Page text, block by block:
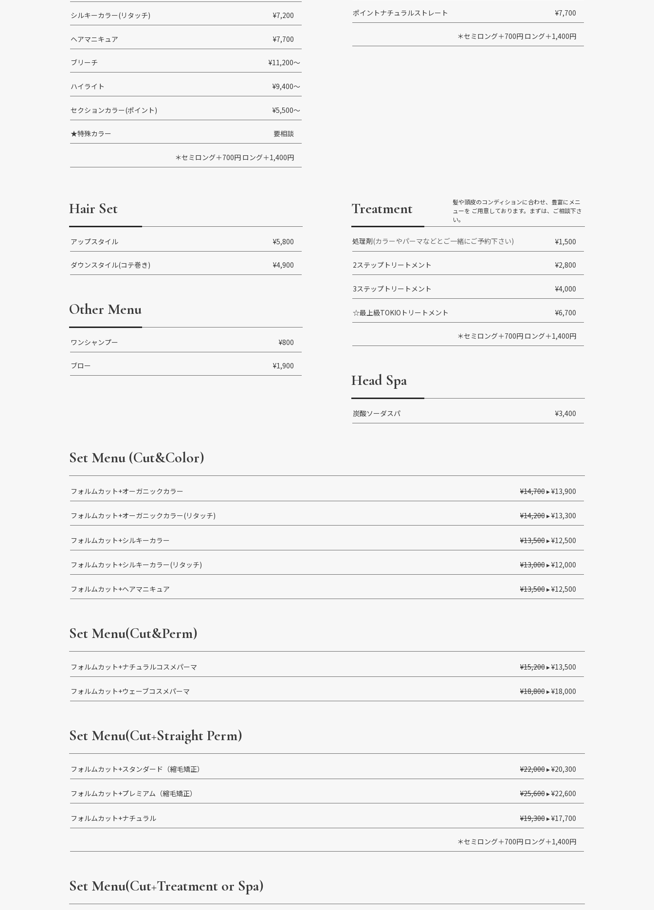
シルキーカラー(リタッチ) ¥7,200
ヘアマニキュア ¥7,700
ブリーチ ¥11,200〜
ハイライト ¥9,400〜
セクションカラー(ポイント) ¥5,500〜
★特殊カラー 要相談
＊セミロング＋700円 ロング＋1,400円
ポイントナチュラルストレート ¥7,700
＊セミロング＋700円 ロング＋1,400円
Hair Set
アップスタイル ¥5,800
ダウンスタイル(コテ巻き) ¥4,900
Other Menu
ワンシャンプー ¥800
ブロー ¥1,900
Treatment
髪や頭皮のコンディションに合わせ、豊富にメニ
ューを ご用意しております。まずは、ご相談下さ
い。
処理剤(カラーやパーマなどとご一緒にご予約下さい) ¥1,500
2ステップトリートメント ¥2,800
3ステップトリートメント ¥4,000
☆最上級TOKIOトリートメント ¥6,700
＊セミロング＋700円 ロング＋1,400円
Head Spa
炭酸ソーダスパ ¥3,400
Set Menu (Cut&Color)
フォルムカット+オーガニックカラー ¥14,700 ▸ ¥13,900
フォルムカット+オーガニックカラー(リタッチ) ¥14,200 ▸ ¥13,300
フォルムカット+シルキーカラー ¥13,500 ▸ ¥12,500
フォルムカット+シルキーカラー(リタッチ) ¥13,000 ▸ ¥12,000
フォルムカット+ヘアマニキュア ¥13,500 ▸ ¥12,500
Set Menu(Cut&Perm)
フォルムカット+ナチュラルコスメパーマ ¥15,200 ▸ ¥13,500
フォルムカット+ウェーブコスメパーマ ¥18,800 ▸ ¥18,000
Set Menu(Cut+Straight Perm)
フォルムカット+スタンダード（縮毛矯正） ¥22,000 ▸ ¥20,300
フォルムカット+プレミアム（縮毛矯正） ¥25,600 ▸ ¥22,600
フォルムカット+ナチュラル ¥19,300 ▸ ¥17,700
＊セミロング＋700円 ロング＋1,400円
Set Menu(Cut+Treatment or Spa)